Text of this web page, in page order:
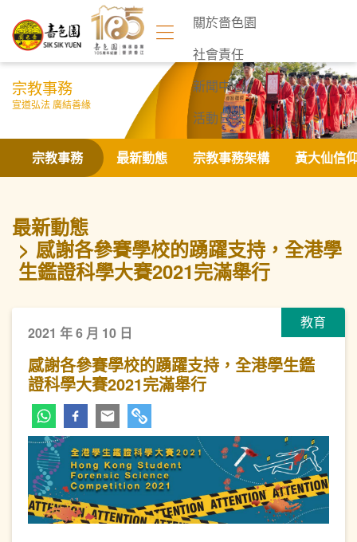
關於嗇色園
社會責任
新聞中心
活動日誌
聯絡我們
宗教事務
宣道弘法 廣結善緣
宗教事務 最新動態 宗教事務架構 黃大仙信
最新動態
感謝各參賽學校的踴躍支持，全港學
生鑑證科學大賽2021完滿舉行
教育
2021 年 6 月 10 日
感謝各參賽學校的踴躍支持，全港學生鑑
證科學大賽2021完滿舉行